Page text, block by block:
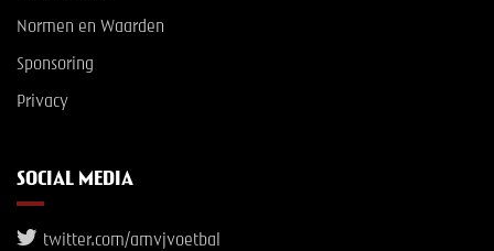
Normen en Waarden
Sponsoring
Privacy
SOCIAL MEDIA
twitter.com/amvjvoetbal